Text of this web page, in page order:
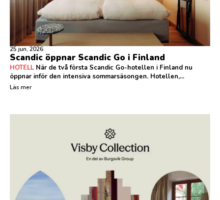
25 jun, 2026
Scandic öppnar Scandic Go i Finland
HOTELL När de två första Scandic Go-hotellen i Finland nu
öppnar inför den intensiva sommarsäsongen. Hotellen,...
Läs mer